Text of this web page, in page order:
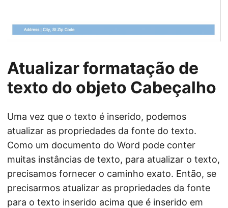
Atualizar formatação de
texto do objeto Cabeçalho
Uma vez que o texto é inserido, podemos
atualizar as propriedades da fonte do texto.
Como um documento do Word pode conter
muitas instâncias de texto, para atualizar o texto,
precisamos fornecer o caminho exato. Então, se
precisarmos atualizar as propriedades da fonte
para o texto inserido acima que é inserido em